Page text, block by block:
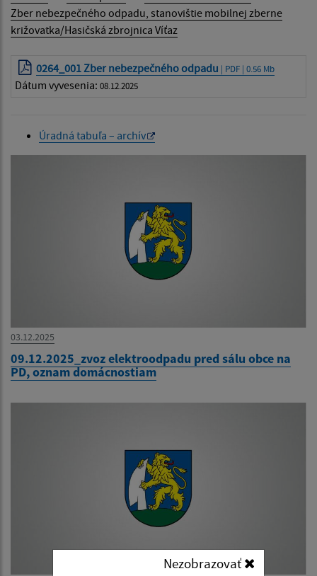
Nezobrazovať
Zber nebezpečného odpadu, stanovištie mobilnej zberne
križovatka/Hasičská zbrojnica Víťaz
0264_001 Zber nebezpečného odpadu | PDF | 0.56 Mb
Dátum vyvesenia: 08.12.2025
Úradná tabuľa – archív
03.12.2025
09.12.2025_zvoz elektroodpadu pred sálu obce na
PD, oznam domácnostiam